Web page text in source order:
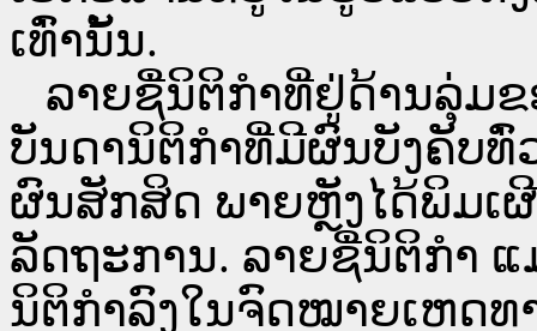
ເທົ່ານັ້ນ.
ລາຍຊື່ນິຕິກຳທີ່ຢູ່ດ້ານລຸ່ມ
ບັນດານິຕິກຳທີ່ມີຜົນບັງຄັບທົ່
ຜົນສັກສິດ ພາຍຫຼັງໄດ້ພິມເ
ລັດຖະການ. ລາຍຊື່ນິຕິກຳ
ນິຕິກຳລົງໃນຈົດໝາຍເຫດທ